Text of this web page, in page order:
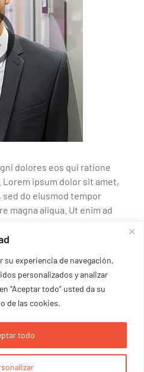
su experiencia de navegación,
personalizados y analizar
“Aceptar todo” usted da su
de las cookies.
todo
dolores eos qui ratione
ipsum dolor sit amet,
do eiusmod tempor
magna aliqua. Ut enim ad
consequat. There are...